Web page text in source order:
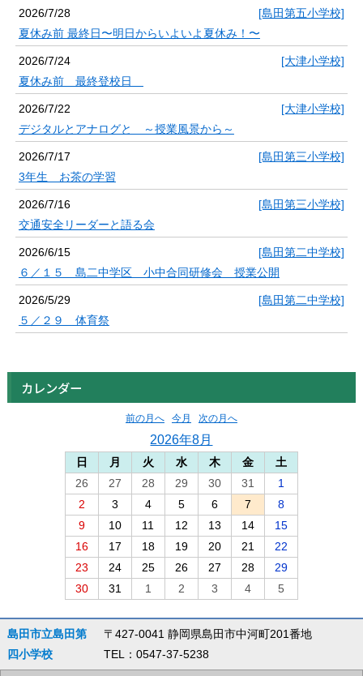
2026/7/28
[島田第五小学校]
夏休み前 最終日〜明日からいよいよ夏休み！〜
2026/7/24
[大津小学校]
夏休み前 最終登校日
2026/7/22
[大津小学校]
デジタルとアナログと ～授業風景から～
2026/7/17
[島田第三小学校]
3年生 お茶の学習
2026/7/16
[島田第三小学校]
交通安全リーダーと語る会
2026/6/15
[島田第二中学校]
６／１５ 島二中学区 小中合同研修会 授業公開
2026/5/29
[島田第二中学校]
５／２９ 体育祭
カレンダー
前の月へ 今月 次の月へ
2026年8月
日 月 火 水 木 金
土
26
27 28 29 30 31
1
2
3 4 5 6 7
8
9
10 11 12 13 14
15
16
17 18 19 20 21
22
23
24 25 26 27 28
29
30
31 1 2 3 4 5
島田市立島田第
四小学校
〒427-0041 静岡県島田市中河町201番地
TEL：0547-37-5238